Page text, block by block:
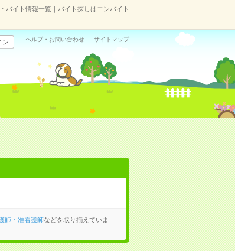
バイト情報一覧｜バイト探しはエンバイト
ン ヘルプ・お問い合わせ サイトマップ
師・准看護師などを取り揃えていま